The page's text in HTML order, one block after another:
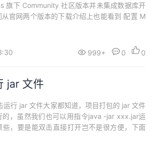
旗下 Community 社区版本并未集成数据库开
官网两个版本的下载介绍上也能看到 配置 M
根据实际开发需求，选择合适的就好，这里
程（其他版本基本一致，按钮...
999+ 0 0
jar 文件
行 jar 文件大家都知道，项目打包的 jar 文件
的，虽然我们也可以用指令java -jar xxx.jar运
些，要是能双击直接打开岂不是很方便，下面
-version正确显示版本号则配置无误，未配